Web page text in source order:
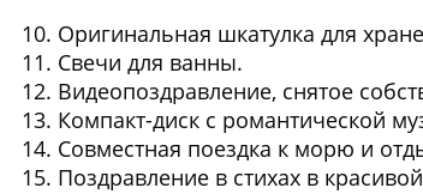
Оригинальная шкатулка для
Свечи для ванны.
Видеопоздравление, снятое
Компакт-диск с романтической
Совместная поездка к морю и
Поздравление в стихах в